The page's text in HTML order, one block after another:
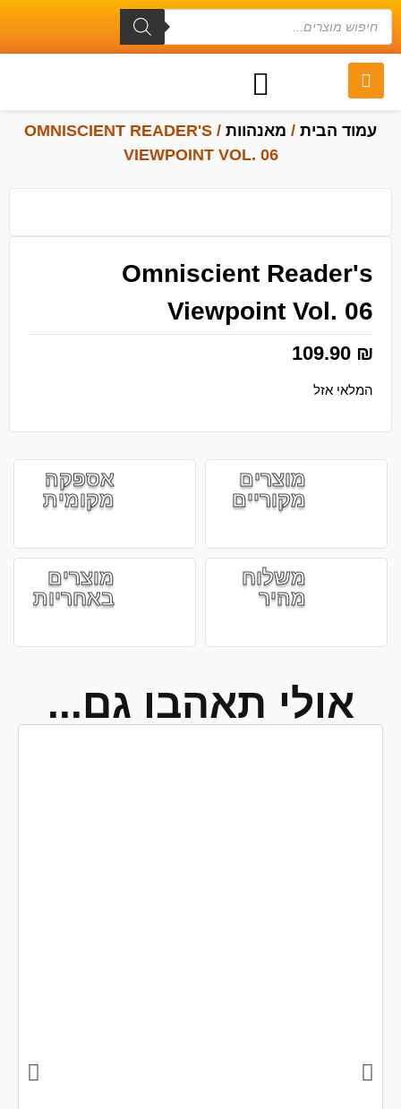
עמוד הבית / מאנהוות
/ OMNISCIENT READER'S
VIEWPOINT VOL. 06
Omniscient Reader's
Viewpoint Vol. 06
109.90 ₪
המלאי אזל
מוצרים
מקוריים
אספקה
מקומית
משלוח
מהיר
מוצרים
באחריות
אולי תאהבו גם...